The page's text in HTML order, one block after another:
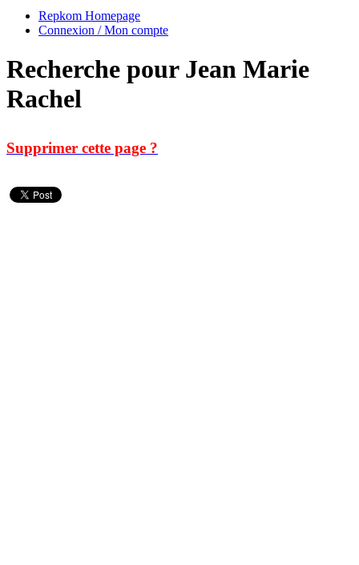
Repkom Homepage
Connexion / Mon compte
Recherche pour Jean Marie
Rachel
Supprimer cette page ?